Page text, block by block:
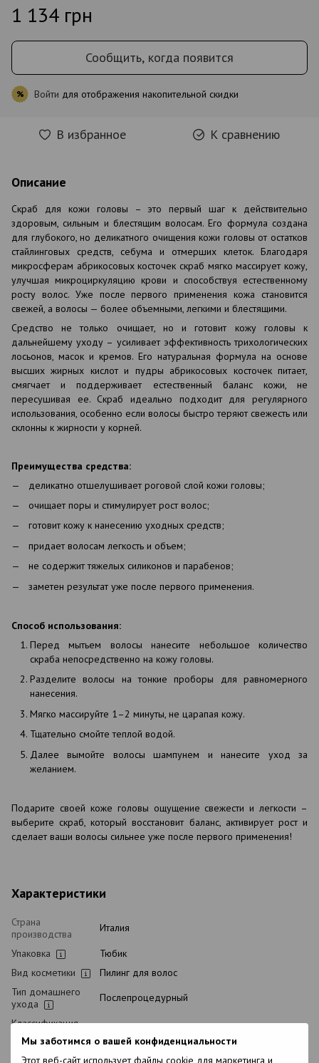
Мы заботимся о вашей конфиденциальности
Этот веб-сайт использует файлы cookie для маркетинга и
1 134 грн
Сообщить, когда появится
% Войти для отображения накопительной скидки
В избранное К сравнению
Описание
Скраб для кожи головы – это первый шаг к действительно
здоровым, сильным и блестящим волосам. Его формула создана
для глубокого, но деликатного очищения кожи головы от остатков
стайлинговых средств, себума и отмерших клеток. Благодаря
микросферам абрикосовых косточек скраб мягко массирует кожу,
улучшая микроциркуляцию крови и способствуя естественному
росту волос. Уже после первого применения кожа становится
свежей, а волосы — более объемными, легкими и блестящими.
Средство не только очищает, но и готовит кожу головы к
дальнейшему уходу – усиливает эффективность трихологических
лосьонов, масок и кремов. Его натуральная формула на основе
высших жирных кислот и пудры абрикосовых косточек питает,
смягчает и поддерживает естественный баланс кожи, не
пересушивая ее. Скраб идеально подходит для регулярного
использования, особенно если волосы быстро теряют свежесть или
склонны к жирности у корней.
Преимущества средства:
деликатно отшелушивает роговой слой кожи головы;
очищает поры и стимулирует рост волос;
готовит кожу к нанесению уходных средств;
придает волосам легкость и объем;
не содержит тяжелых силиконов и парабенов;
заметен результат уже после первого применения.
Способ использования:
Перед мытьем волосы нанесите небольшое количество
скраба непосредственно на кожу головы.
Разделите волосы на тонкие проборы для равномерного
нанесения.
Мягко массируйте 1–2 минуты, не царапая кожу.
Тщательно смойте теплой водой.
Далее вымойте волосы шампунем и нанесите уход за
желанием.
Подарите своей коже головы ощущение свежести и легкости –
выберите скраб, который восстановит баланс, активирует рост и
сделает ваши волосы сильнее уже после первого применения!
Характеристики
Страна
производства
Италия
Упаковка
Тюбик
Вид косметики
Пилинг для волос
Тип домашнего
ухода
Послепроцедурный
Классификация
косметики
Тип волос
Все типы волос, Жирные